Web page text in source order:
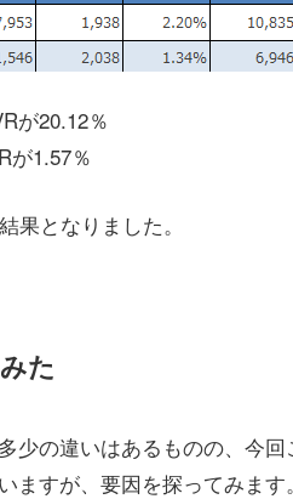
が20.12％
が1.57％
果となりました。
た
少の違いはあるものの、今
ますが、要因を探ってみます。